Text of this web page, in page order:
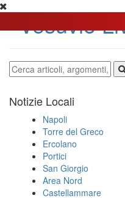
Notizie Locali
Napoli
Torre del Greco
Ercolano
Portici
San Giorgio
Area Nord
Castellammare